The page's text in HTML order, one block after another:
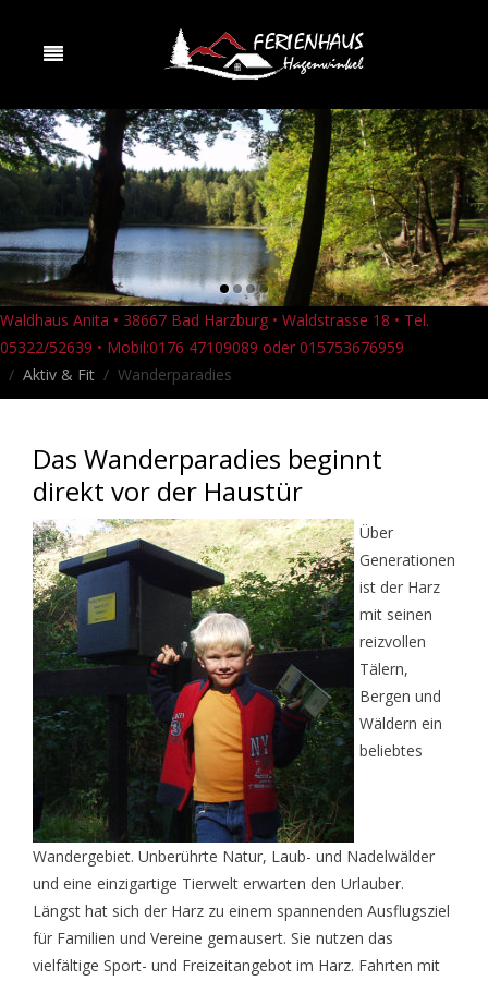
Waldhaus Anita • 38667 Bad Harzburg • Waldstrasse 18 • Tel.
05322/52639 • Mobil:0176 47109089 oder 015753676959
Aktiv & Fit
Wanderparadies
Das Wanderparadies beginnt
direkt vor der Haustür
Über
Generationen
ist der Harz
mit seinen
reizvollen
Tälern,
Bergen und
Wäldern ein
beliebtes
Wandergebiet. Unberührte Natur, Laub- und Nadelwälder
und eine einzigartige Tierwelt erwarten den Urlauber.
Längst hat sich der Harz zu einem spannenden Ausflugsziel
für Familien und Vereine gemausert. Sie nutzen das
vielfältige Sport- und Freizeitangebot im Harz. Fahrten mit